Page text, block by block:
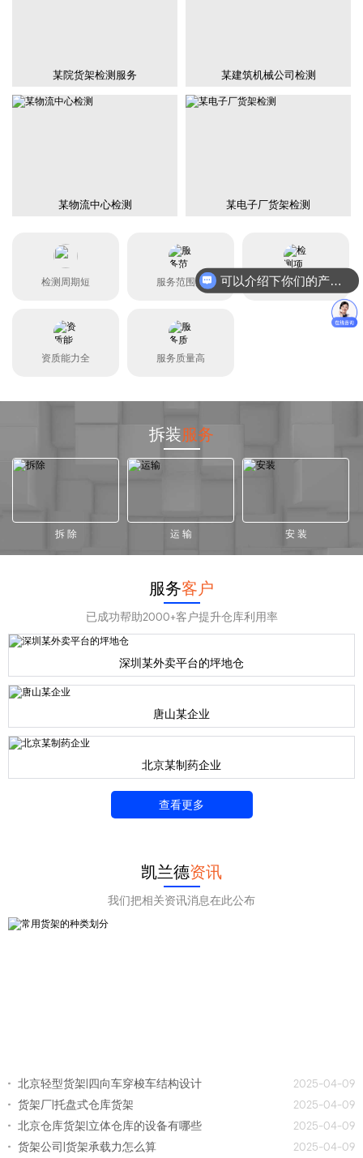
某院货架检测服务 某建筑机械公司检测
某物流中心检测 某电子厂货架检测
检测周期短 服务范围广 检测项目全
资质能力全 服务质量高
拆装服务
拆 除 运 输 安 装
服务客户
已成功帮助2000+客户提升仓库利用率
深圳某外卖平台的坪地仓
唐山某企业
北京某制药企业
查看更多
凯兰德资讯
我们把相关资讯消息在此公布
北京轻型货架|四向车穿梭车结构设计
2025-04-09
货架厂|托盘式仓库货架
2025-04-09
北京仓库货架|立体仓库的设备有哪些
2025-04-09
货架公司|货架承载力怎么算
2025-04-09
可以介绍下你们的产品么？